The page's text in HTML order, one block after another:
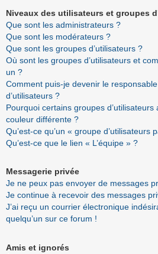
Niveaux des utilisateurs et groupes
Que sont les administrateurs ?
Que sont les modérateurs ?
Que sont les groupes d’utilisateurs ?
Où sont les groupes d’utilisateurs et
un ?
Comment puis-je devenir le
d’utilisateurs ?
Pourquoi certains groupes
couleur différente ?
Qu’est-ce qu’un « groupe d’utilisateurs
Qu’est-ce que le lien « L’équipe » ?
Messagerie privée
Je ne peux pas envoyer de messages
Je continue à recevoir des messages
J’ai reçu un courrier électronique
quelqu’un sur ce forum !
Amis et ignorés